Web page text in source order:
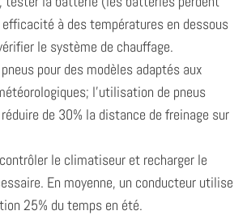
efficacité à des températures en dessous
le système de chauffage.
pour des modèles adaptés aux
l’utilisation de pneus
réduire de 30% la distance de freinage sur
le climatiseur et recharger le
En moyenne, un conducteur utilise
25% du temps en été.